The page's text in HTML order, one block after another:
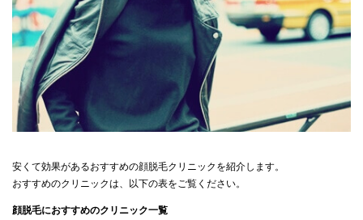
安くて効果があるおすすめの顔脱毛クリニックを紹介します。
おすすめのクリニックは、以下の表をご覧ください。
顔脱毛におすすめのクリニック一覧